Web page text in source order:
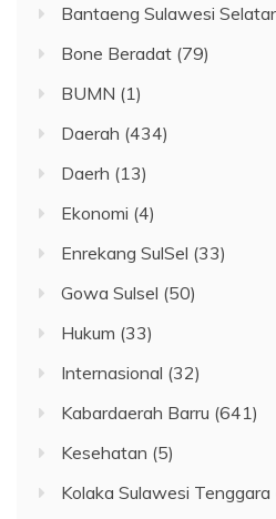
Bantaeng Sulawesi
Bone Beradat (79)
BUMN (1)
Daerah (434)
Daerh (13)
Ekonomi (4)
Enrekang SulSel (33)
Gowa Sulsel (50)
Hukum (33)
Internasional (32)
Kabardaerah Barru (641)
Kesehatan (5)
Kolaka Sulawesi Tenggara